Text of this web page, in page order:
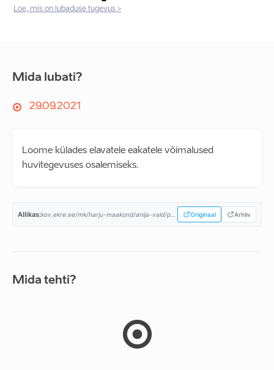
Loe, mis on lubaduse tugevus >
Mida lubati?
29.09.2021
Loome külades elavatele eakatele võimalused
huvitegevuses osalemiseks.
Allikas: Originaal Arhiiv
Mida tehti?